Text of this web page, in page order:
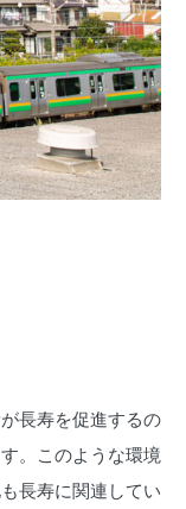
長寿を促進するの
。このような環境
長寿に関連してい